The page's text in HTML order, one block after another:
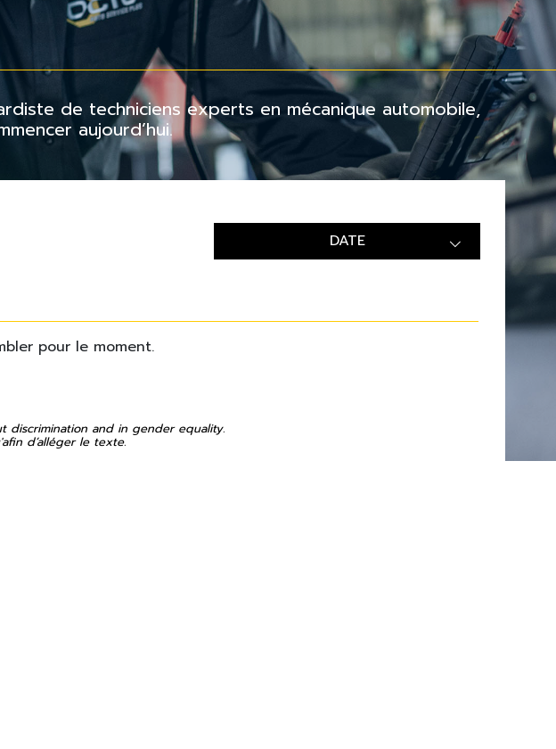
de techniciens experts en mécanique automobile,
aujourd’hui.
DATE
pour le moment.
discrimination and in gender equality.
d’alléger le texte.